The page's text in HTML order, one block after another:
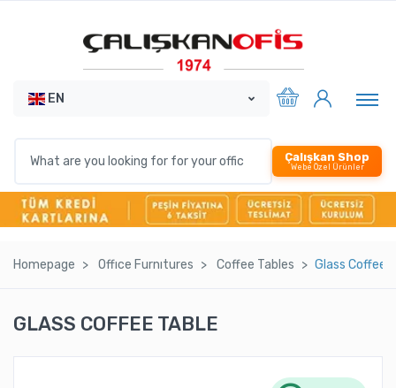
EN
Çalışkan Shop
Webe Özel Ürünler
Homepage Offıce Furnıtures Coffee Tables Glass Coffee
GLASS COFFEE TABLE